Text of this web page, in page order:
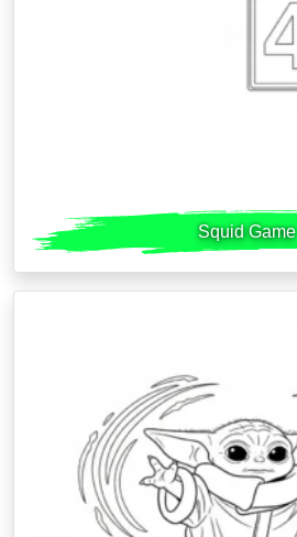
Squid Game